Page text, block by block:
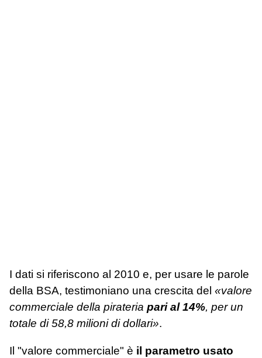
I dati si riferiscono al 2010 e, per usare le parole
della BSA, testimoniano una crescita del «valore
commerciale della pirateria pari al 14%, per un
totale di 58,8 milioni di dollari».
Il "valore commerciale" è il parametro usato